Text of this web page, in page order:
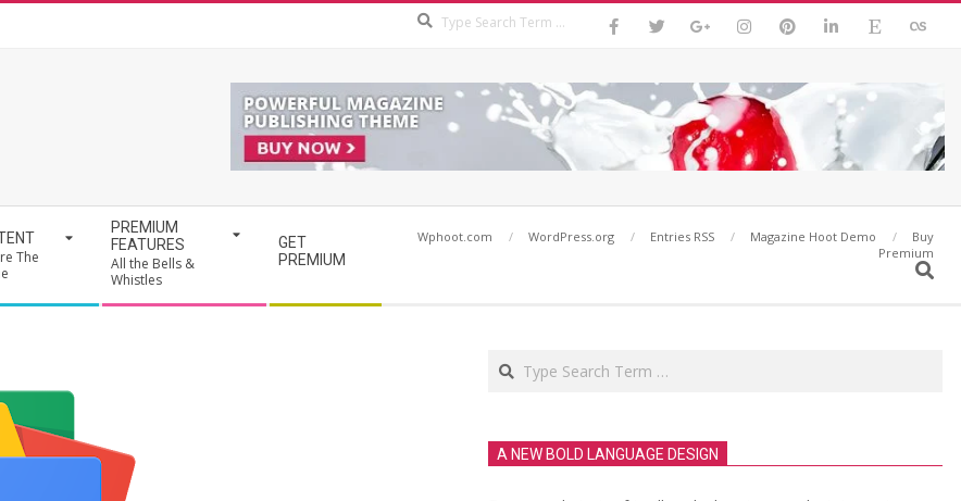
The
PREMIUM
FEATURES
All the Bells &
Whistles
GET
PREMIUM
Wphoot.com WordPress.org Entries RSS Magazine Hoot Demo
Buy
Premium
Search
Search
A NEW BOLD LANGUAGE DESIGN